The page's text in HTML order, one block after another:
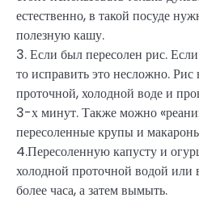
естественно, в такой посуде
полезную кашу.
3. Если был пересолен рис.
то исправить это несложно.
проточной, холодной воде и
3-х минут. Также можно
пересоленные крупы и
4.Пересоленную капусту и
холодной проточной водой или
более часа, а затем вымыть.